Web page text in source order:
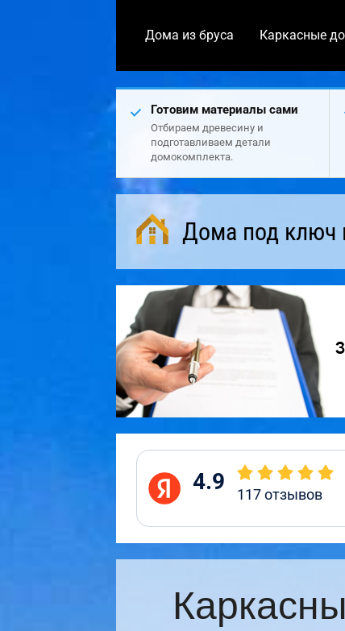
Дома из бруса Каркасные
Готовим материалы сами
Отбираем древесину и
подготавливаем детали
домокомплекта.
Дома под ключ
4.9 117отзывов